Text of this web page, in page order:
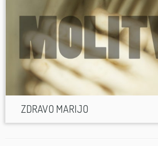
ZDRAVO MARIJO